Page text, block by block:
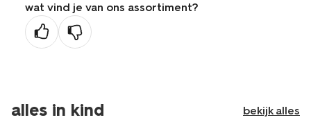
wat vind je van ons assortiment?
alles in kind bekijk alles